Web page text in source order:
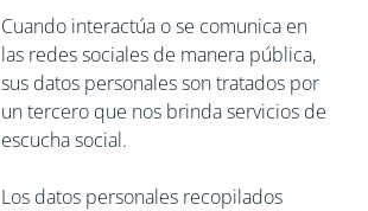
Cuando interactúa o se comunica en
las redes sociales de manera pública,
sus datos personales son tratados por
un tercero que nos brinda servicios de
escucha social.
Los datos personales recopilados